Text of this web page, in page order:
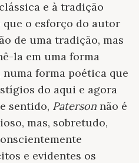
e à tradição
o esforço do autor
de uma tradição, mas
la em uma forma
forma poética que
do aqui e agora
sentido, Paterson não é
mas, sobretudo,
e evidentes os